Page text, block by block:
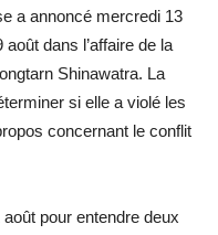
a annoncé mercredi 13
dans l’affaire de la
Shinawatra. La
si elle a violé les
concernant le conflit
pour entendre deux